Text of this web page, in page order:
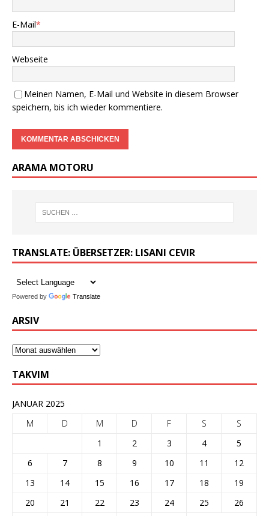
E-Mail*
Webseite
Meinen Namen, E-Mail und Website in diesem Browser
speichern, bis ich wieder kommentiere.
ARAMA MOTORU
TRANSLATE: ÜBERSETZER: LISANI CEVIR
Powered by Translate
ARSIV
TAKVIM
JANUAR 2025
M
D M D F S
S
1
2 3 4
5
6
7 8 9 10 11
12
13
14 15 16 17 18
19
20
21 22 23 24 25 26